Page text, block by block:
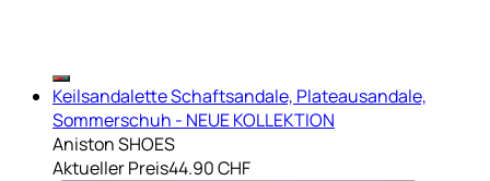
Keilsandalette Schaftsandale, Plateausandale,
Sommerschuh - NEUE KOLLEKTION
Aniston SHOES
Aktueller Preis44.90 CHF